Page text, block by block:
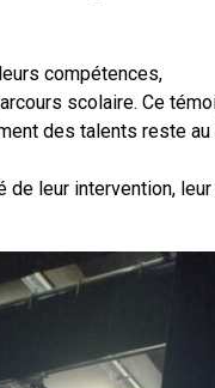
compétences,
scolaire. Ce
des talents reste
de leur intervention,